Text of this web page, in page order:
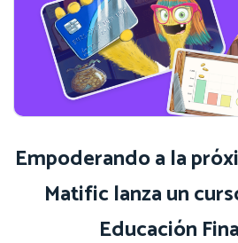
Empoderando a la
Matific lanza un
Educación